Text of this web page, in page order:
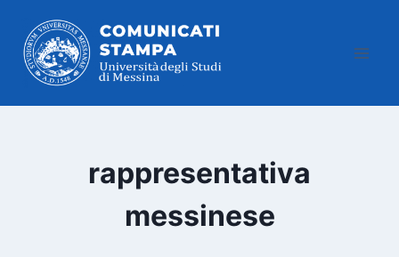
contenuto
rappresentativa
messinese